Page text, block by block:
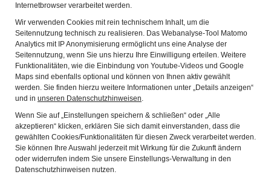
Internetbrowser verarbeitet werden.
Wir verwenden Cookies mit rein technischem Inhalt, um die
Seitennutzung technisch zu realisieren. Das Webanalyse-Tool Matomo
Analytics mit IP Anonymisierung ermöglicht uns eine Analyse der
Seitennutzung, wenn Sie uns hierzu Ihre Einwilligung erteilen. Weitere
Funktionalitäten, wie die Einbindung von Youtube-Videos und Google
Maps sind ebenfalls optional und können von Ihnen aktiv gewählt
werden. Sie finden hierzu weitere Informationen unter „Details anzeigen“
und in unseren Datenschutzhinweisen.
Wenn Sie auf „Einstellungen speichern & schließen“ oder „Alle
akzeptieren“ klicken, erklären Sie sich damit einverstanden, dass die
gewählten Cookies/Funktionalitäten für diesen Zweck verarbeitet werden.
Sie können Ihre Auswahl jederzeit mit Wirkung für die Zukunft ändern
oder widerrufen indem Sie unsere Einstellungs-Verwaltung in den
Datenschutzhinweisen nutzen.
Jagd und Forst